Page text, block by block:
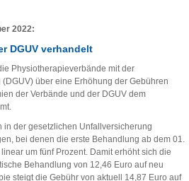
2022:
DGUV verhandelt
Physiotherapieverbände mit der
über eine Erhöhung der Gebühren
der Verbände und der DGUV dem
in der gesetzlichen Unfallversicherung
bei denen die erste Behandlung ab dem 01.
linear um fünf Prozent. Damit erhöht sich die
Behandlung von 12,46 Euro auf neu
steigt die Gebühr von aktuell 14,87 Euro auf